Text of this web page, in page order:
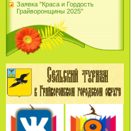
Заявка "Краса и Гордость
Грайворонщины 2025"